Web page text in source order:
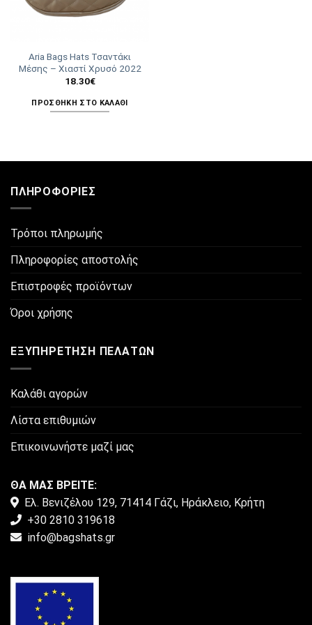
Aria Bags Hats Τσαντάκι
Μέσης – Χιαστί Χρυσό 2022
18.30€
ΠΡΟΣΘΉΚΗ ΣΤΟ ΚΑΛΆΘΙ
ΠΛΗΡΟΦΟΡΊΕΣ
Τρόποι πληρωμής
Πληροφορίες αποστολής
Επιστροφές προϊόντων
Όροι χρήσης
ΕΞΥΠΗΡΈΤΗΣΗ ΠΕΛΑΤΏΝ
Καλάθι αγορών
Λίστα επιθυμιών
Επικοινωνήστε μαζί μας
ΘΑ ΜΑΣ ΒΡΕΙΤΕ:
Ελ. Βενιζέλου 129, 71414 Γάζι, Ηράκλειο, Κρήτη
+30 2810 319618
info@bagshats.gr